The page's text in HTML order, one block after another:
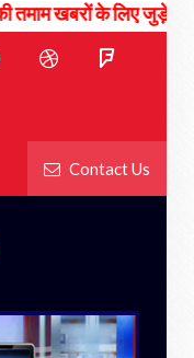
के लिए जुड़े रहिये हमसे...
Contact Us